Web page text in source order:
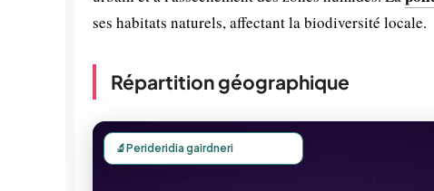
ses habitats naturels, affectant la biodiversité locale.
Répartition géographique